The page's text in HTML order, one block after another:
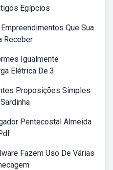
Egípcios
Que Sua
Receber
Igualmente
Elétrica De 3
Proposições Simples
Pentecostal Almeida
Fazem Uso De Várias